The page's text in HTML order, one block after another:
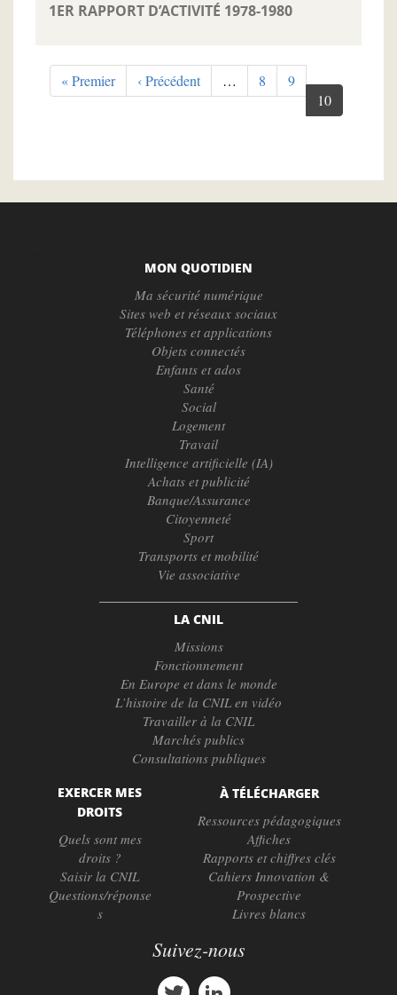
1ER RAPPORT D’ACTIVITÉ 1978-1980
Pagination
Première
page
« Premier
Page
précédente
‹ Précédent … Page
8 Page
9
Page
courante
10
MON QUOTIDIEN
Ma sécurité numérique
Sites web et réseaux sociaux
Téléphones et applications
Objets connectés
Enfants et ados
Santé
Social
Logement
Travail
Intelligence artificielle (IA)
Achats et publicité
Banque/Assurance
Citoyenneté
Sport
Transports et mobilité
Vie associative
LA CNIL
Missions
Fonctionnement
En Europe et dans le monde
L’histoire de la CNIL en vidéo
Travailler à la CNIL
Marchés publics
Consultations publiques
EXERCER MES
DROITS
Quels sont mes
droits ?
Saisir la CNIL
Questions/réponse
s
À TÉLÉCHARGER
Ressources pédagogiques
Affiches
Rapports et chiffres clés
Cahiers Innovation &
Prospective
Livres blancs
Suivez-nous